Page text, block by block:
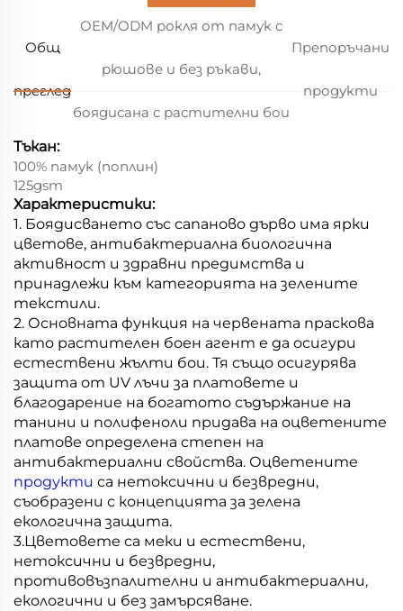
Общ
преглед
OEM/ODM рокля от памук с
рюшове и без ръкави,
боядисана с растителни бои
Препоръчани
продукти
Тъкан:
100% памук (поплин)
125gsm
Характеристики:
1. Боядисването със сапаново дърво има ярки
цветове, антибактериална биологична
активност и здравни предимства и
принадлежи към категорията на зелените
текстили.
2. Основната функция на червената праскова
като растителен боен агент е да осигури
естествени жълти бои. Тя също осигурява
защита от UV лъчи за платовете и
благодарение на богатото съдържание на
танини и полифеноли придава на оцветените
платове определена степен на
антибактериални свойства. Оцветените
продукти са нетоксични и безвредни,
съобразени с концепцията за зелена
екологична защита.
3.Цветовете са меки и естествени,
нетоксични и безвредни,
противовъзпалителни и антибактериални,
екологични и без замърсяване.